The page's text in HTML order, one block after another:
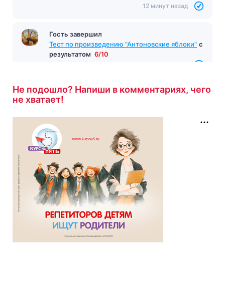
12 минут назад
Гость завершил
Тест по произведению "Антоновские яблоки" с
результатом 6/10
Не подошло? Напиши в комментариях, чего
не хватает!